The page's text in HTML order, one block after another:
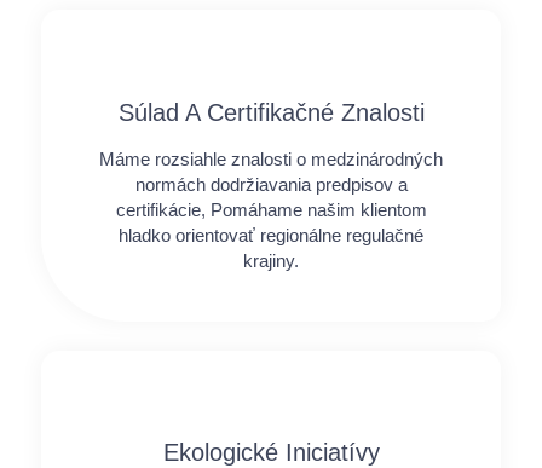
Súlad A Certifikačné Znalosti
Máme rozsiahle znalosti o medzinárodných
normách dodržiavania predpisov a
certifikácie, Pomáhame našim klientom
hladko orientovať regionálne regulačné
krajiny.
Ekologické Iniciatívy